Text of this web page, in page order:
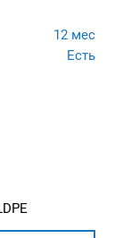
12 мес
Есть